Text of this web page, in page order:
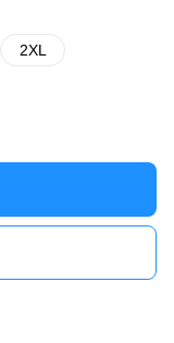
2XL